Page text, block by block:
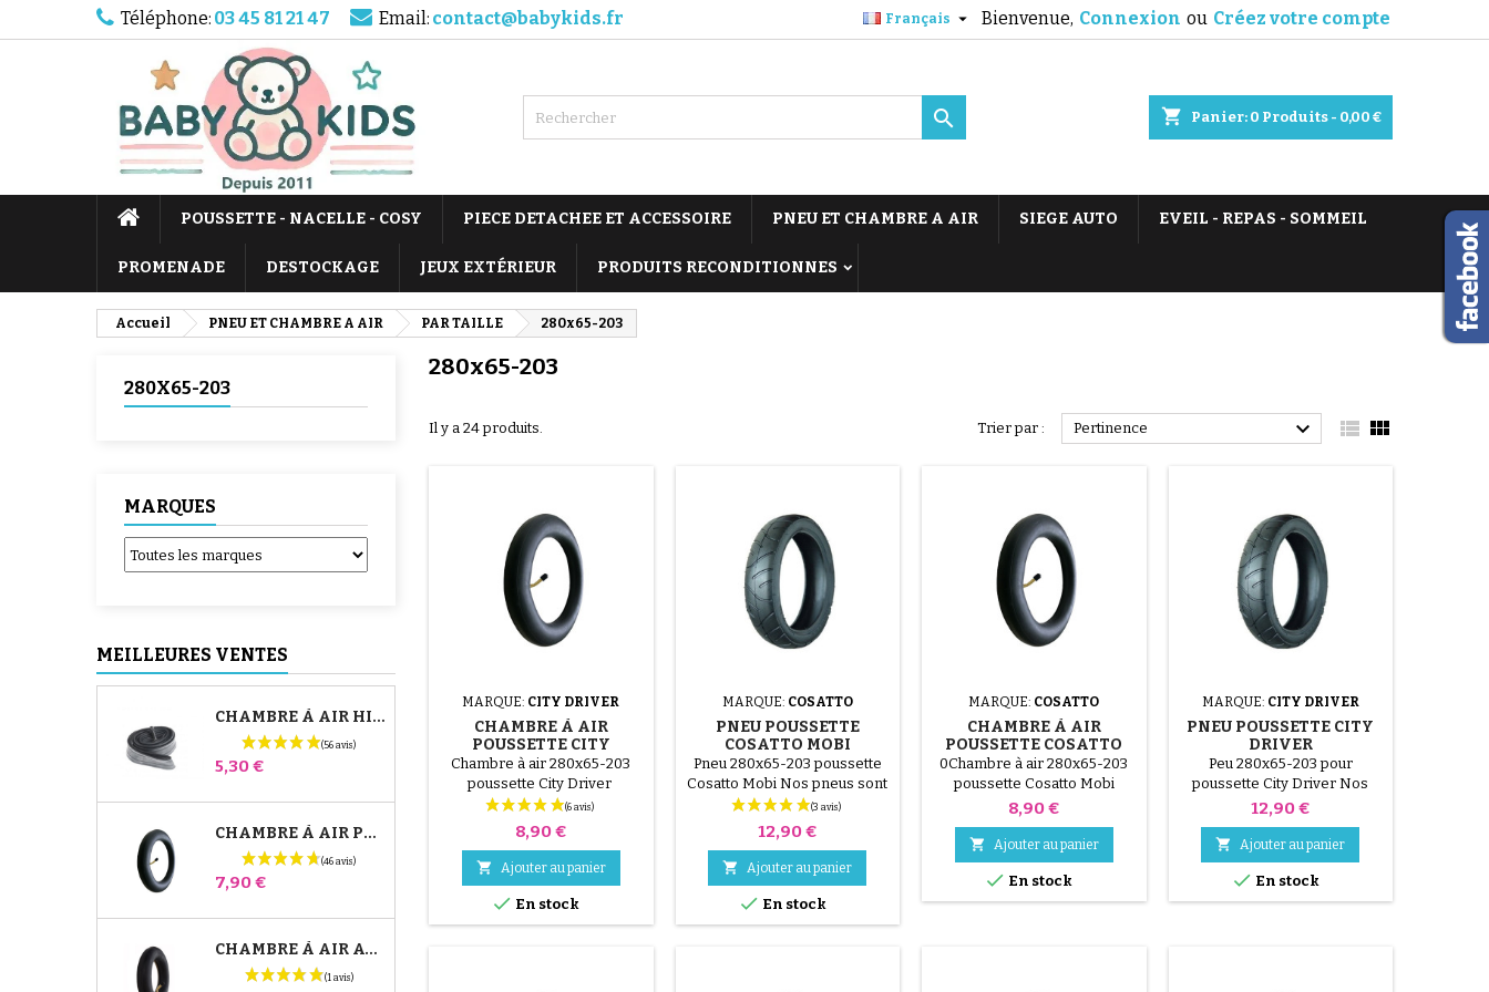
Téléphone: 03 45 81 21 47 Email: contact@babykids.fr Bienvenue, Connexion ou Créez votre compte
Français 
shopping_cart Panier: 0 Produits - 0,00 €

POUSSETTE - NACELLE - COSY PIECE DETACHEE ET ACCESSOIRE PNEU ET CHAMBRE A AIR SIEGE AUTO EVEIL - REPAS - SOMMEIL
PROMENADE DESTOCKAGE JEUX EXTÉRIEUR PRODUITS RECONDITIONNES
Accueil PNEU ET CHAMBRE A AIR PAR TAILLE 280x65-203
280X65-203
MARQUES
MEILLEURES VENTES
CHAMBRE À AIR HIGH TREK BÉBÉ CONFORT
Prix
5,30 €
CHAMBRE À AIR POUSSETTE JANÉ SLALOM PRO ET POWERTWIN
Prix
7,90 €
CHAMBRE À AIR AVANT POUSSETTE BUGABOO DONKEY
280x65-203
Il y a 24 produits. Trier par : Pertinence   
MARQUE: CITY DRIVER
CHAMBRE À AIR
POUSSETTE CITY
DRIVER
Chambre à air 280x65-203
poussette City Driver
Prix
8,90 €
 Ajouter au panier
 En stock
MARQUE: COSATTO
PNEU POUSSETTE
COSATTO MOBI
Pneu 280x65-203 poussette
Cosatto Mobi Nos pneus sont
légèrement déformés, le
pneu reprend sa forme après
montage et mise en pression.
Prix
12,90 €
 Ajouter au panier
 En stock
MARQUE: COSATTO
CHAMBRE À AIR
POUSSETTE COSATTO
MOBI
0Chambre à air 280x65-203
poussette Cosatto Mobi
Prix
8,90 €
 Ajouter au panier
 En stock
MARQUE: CITY DRIVER
PNEU POUSSETTE CITY
DRIVER
Peu 280x65-203 pour
poussette City Driver Nos
pneus sont légèrement
déformés, le pneu reprend
sa forme après montage et
mise en pression.
Prix
12,90 €
 Ajouter au panier
 En stock